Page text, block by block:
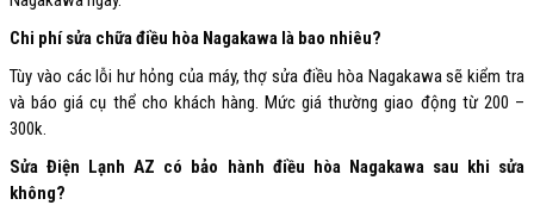
Chi phí sửa chữa điều hòa Nagakawa là bao nhiêu?
Tùy vào các lỗi hư hỏng của máy, thợ sửa điều hòa Nagakawa sẽ kiểm tra
và báo giá cụ thể cho khách hàng. Mức giá thường giao động từ 200 –
300k.
Sửa Điện Lạnh AZ có bảo hành điều hòa Nagakawa sau khi sửa
không?